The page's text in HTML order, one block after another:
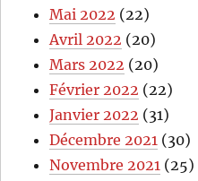
Mai 2022 (22)
Avril 2022 (20)
Mars 2022 (20)
Février 2022 (22)
Janvier 2022 (31)
Décembre 2021 (30)
Novembre 2021 (25)